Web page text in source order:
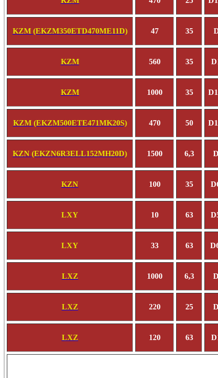
KZM (EKZM350ETD470ME11D) 47 35
KZM 560 35
KZM 1000 35
KZM (EKZM500ETE471MK20S) 470 50
KZN (EKZN6R3ELL152MH20D) 1500 6,3
KZN 100 35
LXY 10 63
LXY 33 63
LXZ 1000 6,3
LXZ 220 25
LXZ 120 63